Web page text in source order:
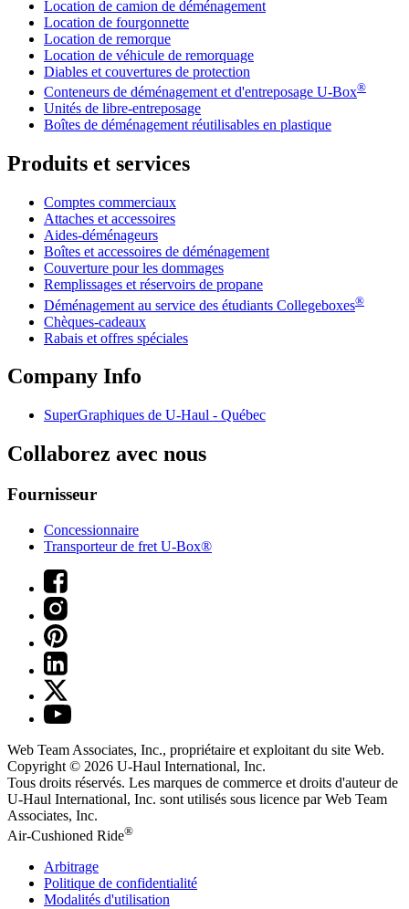
Location de camion de déménagement
Location de fourgonnette
Location de remorque
Location de véhicule de remorquage
Diables et couvertures de protection
Conteneurs de déménagement et d'entreposage U-Box®
Unités de libre-entreposage
Boîtes de déménagement réutilisables en plastique
Produits et services
Comptes commerciaux
Attaches et accessoires
Aides-déménageurs
Boîtes et accessoires de déménagement
Couverture pour les dommages
Remplissages et réservoirs de propane
Déménagement au service des étudiants Collegeboxes®
Chèques-cadeaux
Rabais et offres spéciales
Company Info
SuperGraphiques de U-Haul - Québec
Collaborez avec nous
Fournisseur
Concessionnaire
Transporteur de fret U-Box®
Web Team Associates, Inc., propriétaire et exploitant du site Web.
Copyright © 2026 U-Haul International, Inc.
Tous droits réservés. Les marques de commerce et droits d'auteur de
U-Haul International, Inc. sont utilisés sous licence par Web Team
Associates, Inc.
Air-Cushioned Ride®
Arbitrage
Politique de confidentialité
Modalités d'utilisation